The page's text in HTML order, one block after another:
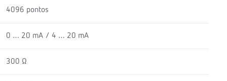
4096 pontos
0 … 20 mA / 4 … 20 mA
300 Ω